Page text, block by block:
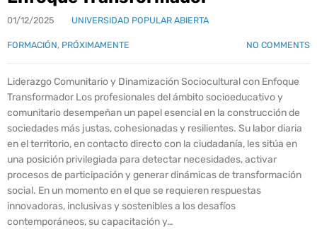
01/12/2025 UNIVERSIDAD POPULAR ABIERTA
FORMACIÓN, PRÓXIMAMENTE NO COMMENTS
Liderazgo Comunitario y Dinamización Sociocultural con Enfoque
Transformador Los profesionales del ámbito socioeducativo y
comunitario desempeñan un papel esencial en la construcción de
sociedades más justas, cohesionadas y resilientes. Su labor diaria
en el territorio, en contacto directo con la ciudadanía, les sitúa en
una posición privilegiada para detectar necesidades, activar
procesos de participación y generar dinámicas de transformación
social. En un momento en el que se requieren respuestas
innovadoras, inclusivas y sostenibles a los desafíos
contemporáneos, su capacitación y…